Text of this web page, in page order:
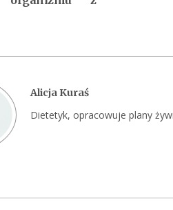
Alicja Kuraś
Dietetyk, opracowuje plany